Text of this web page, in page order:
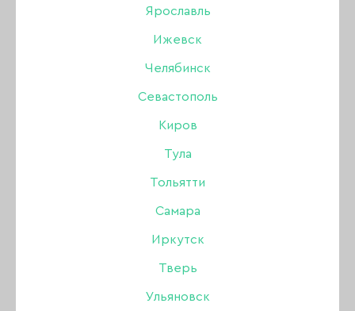
Ярославль
Ижевск
Челябинск
Севастополь
Киров
Тула
Тольятти
Самара
Иркутск
Тверь
Ульяновск
Мультибрендовый интернет-магазин
Свяжитесь с нами:
Принимаем к оплате: